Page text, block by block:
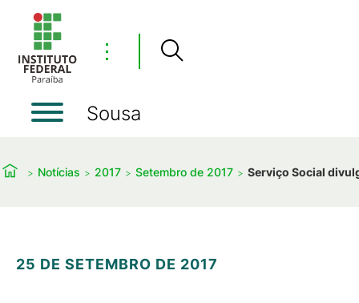
⋮
Sousa
Notícias 2017 Setembro de 2017 Serviço Social
25 DE SETEMBRO DE 2017